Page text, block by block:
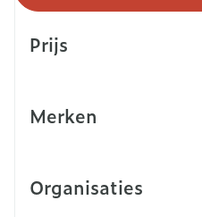
Prijs
Merken
Organisaties